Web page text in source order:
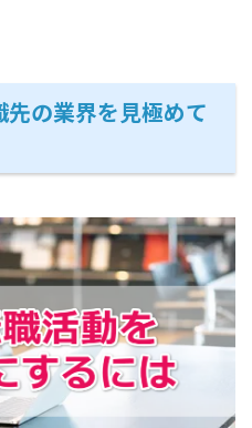
の業界を見極めて